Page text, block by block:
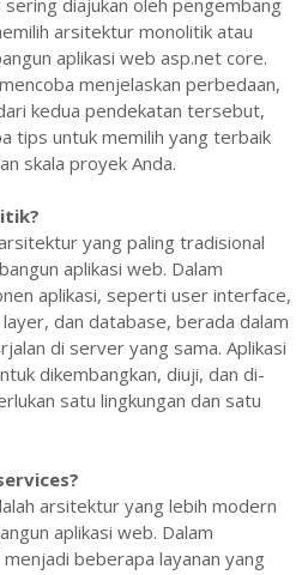
arsitektur monolitik atau
aplikasi web asp.net core.
menjelaskan perbedaan,
kedua pendekatan tersebut,
tips untuk memilih yang terbaik
skala proyek Anda.
yang paling tradisional
aplikasi web. Dalam
aplikasi, seperti user interface,
dan database, berada dalam
di server yang sama. Aplikasi
dikembangkan, diuji, dan di-
satu lingkungan dan satu
arsitektur yang lebih modern
aplikasi web. Dalam
beberapa layanan yang